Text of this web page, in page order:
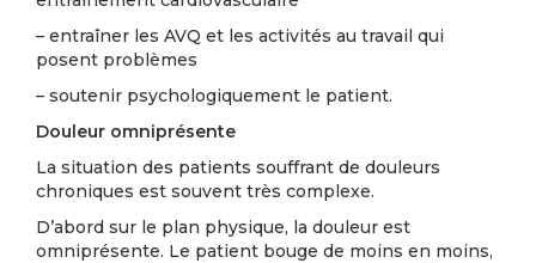
– entraîner les AVQ et les activités au travail qui
posent problèmes
– soutenir psychologiquement le patient.
Douleur omniprésente
La situation des patients souffrant de douleurs
chroniques est souvent très complexe.
D’abord sur le plan physique, la douleur est
omniprésente. Le patient bouge de moins en moins,